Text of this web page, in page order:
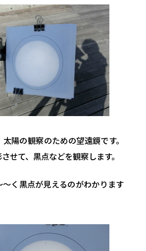
陽の観察のための望遠鏡です。
せて、黒点などを観察します。
く黒点が見えるのがわかります